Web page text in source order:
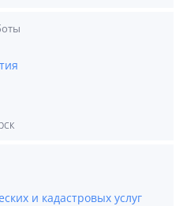
и кадастровых услуг